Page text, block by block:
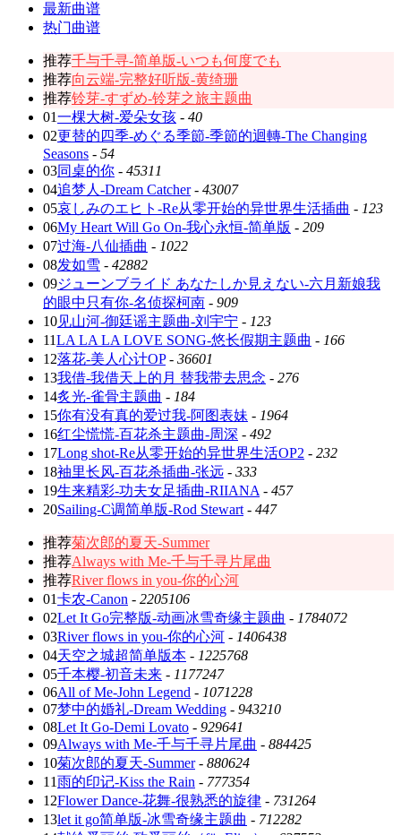
最新曲谱
热门曲谱
推荐千与千寻-简单版-いつも何度でも
推荐向云端-完整好听版-黄绮珊
推荐铃芽-すずめ-铃芽之旅主题曲
01一棵大树-爱朵女孩 - 40
02更替的四季-めぐる季節-季節的迴轉-The Changing
Seasons - 54
03同桌的你 - 45311
04追梦人-Dream Catcher- 43007
05哀しみのエヒト-Re从零开始的异世界生活插曲 - 123
06My Heart Will Go On-我心永恒-简单版 - 209
07过海-八仙插曲 - 1022
08发如雪 - 42882
09ジューンブライド あなたしか見えない-六月新娘我
的眼中只有你-名侦探柯南 - 909
10见山河-御廷谣主题曲-刘宇宁 - 123
11LA LA LA LOVE SONG-悠长假期主题曲 - 166
12落花-美人心计OP- 36601
13我借-我借天上的月 替我带去思念 - 276
14炙光-雀骨主题曲 - 184
15你有没有真的爱过我-阿图表妹 - 1964
16红尘慌慌-百花杀主题曲-周深 - 492
17Long shot-Re从零开始的异世界生活OP2 - 232
18袖里长风-百花杀插曲-张远 - 333
19生来精彩-功夫女足插曲-RIIANA - 457
20Sailing-C调简单版-Rod Stewart - 447
推荐菊次郎的夏天-Summer
推荐Always with Me-千与千寻片尾曲
推荐River flows in you-你的心河
01卡农-Canon - 2205106
02Let It Go完整版-动画冰雪奇缘主题曲 - 1784072
03River flows in you-你的心河 - 1406438
04天空之城超简单版本 - 1225768
05千本樱-初音未来 - 1177247
06All of Me-John Legend - 1071228
07梦中的婚礼-Dream Wedding - 943210
08Let It Go-Demi Lovato - 929641
09Always with Me-千与千寻片尾曲 - 884425
10菊次郎的夏天-Summer- 880624
11雨的印记-Kiss the Rain - 777354
12Flower Dance-花舞-很熟悉的旋律 - 731264
13let it go简单版-冰雪奇缘主题曲 - 712282